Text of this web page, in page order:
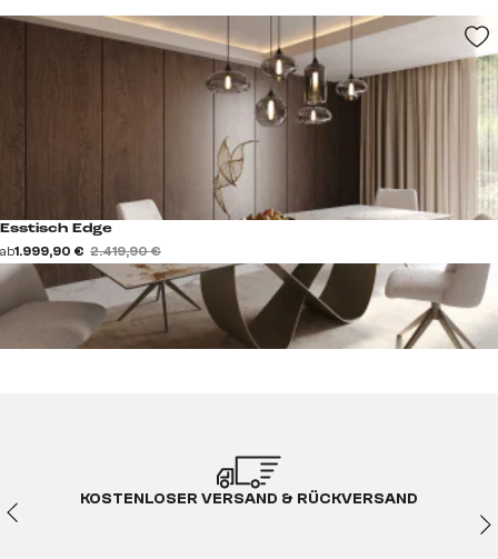
Esstisch Edge
ab1.999,90 € 2.419,90 €
KOSTENLOSER VERSAND & RÜCKVERSAND